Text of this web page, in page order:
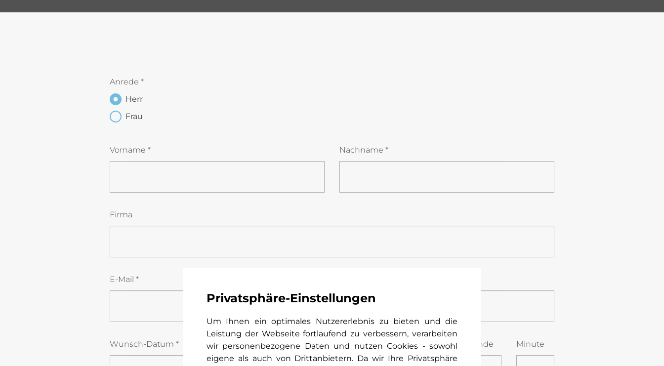
Privatsphäre-Einstellungen
Um Ihnen ein optimales Nutzererlebnis zu bieten und die
Leistung der Webseite fortlaufend zu verbessern, verarbeiten
wir personenbezogene Daten und nutzen Cookies - sowohl
eigene als auch von Drittanbietern. Da wir Ihre Privatsphäre
Anrede *
Herr
Frau
Vorname * Nachname *
Firma
E-Mail *
Wunsch-Datum * Stunde Minute